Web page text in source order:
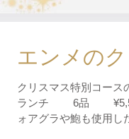
エンメの
クリスマス特別コー
ランチ 6品 ¥5,500税込 ディナー 7品 ¥11,000税込 佐賀牛や真鯛に渡り蟹、 ディナーはフ
ォアグラや鮑も使用し